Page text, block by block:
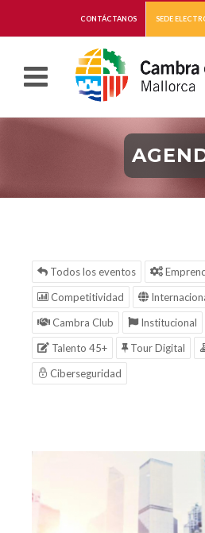
CONTÁCTANOS SEDE
Todos los eventos
Competitividad
Cambra Club
Institucional
Talento 45+
Tour Digital
Ciberseguridad